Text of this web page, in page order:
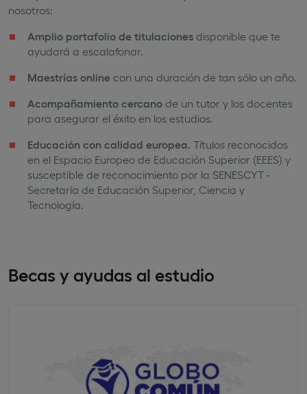
nosotros:
Amplio portafolio de titulaciones disponible que te
ayudará a escalafonar​.
Maestrías online con una duración de tan sólo un año​.
Acompañamiento cercano de un tutor y los docentes
para asegurar el éxito en los estudios​.
Educación con calidad europea. Títulos reconocidos
en el Espacio Europeo de Educación Superior (EEES) y
susceptible de reconocimiento por la SENESCYT -
Secretaría de Educación Superior, Ciencia y
Tecnología.
Becas y ayudas al estudio